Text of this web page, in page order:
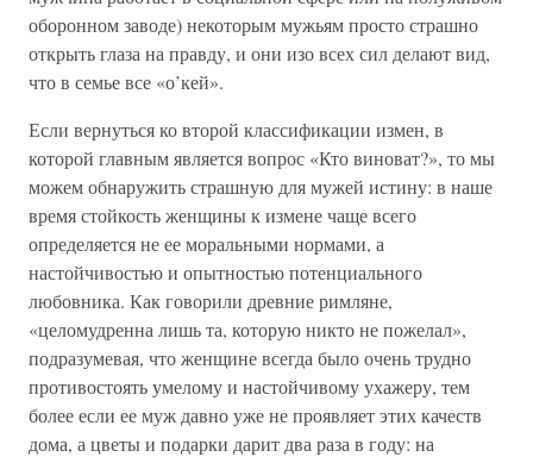
оборонном заводе) некоторым мужьям просто страшно
открыть глаза на правду, и они изо всех сил делают вид,
что в семье все «о’кей».
Если вернуться ко второй классификации измен, в
которой главным является вопрос «Кто виноват?», то мы
можем обнаружить страшную для мужей истину: в наше
время стойкость женщины к измене чаще всего
определяется не ее моральными нормами, а
настойчивостью и опытностью потенциального
любовника. Как говорили древние римляне,
«целомудренна лишь та, которую никто не пожелал»,
подразумевая, что женщине всегда было очень трудно
противостоять умелому и настойчивому ухажеру, тем
более если ее муж давно уже не проявляет этих качеств
дома, а цветы и подарки дарит два раза в году: на